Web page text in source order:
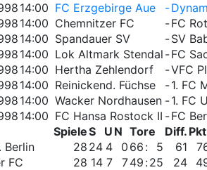
14:00 FC Erzgebirge Aue -
14:00 Chemnitzer FC -FC
14:00 Spandauer SV -SV
14:00 Lok Altmark Stendal -FC
14:00 Hertha Zehlendorf -VFC
14:00 Reinickend. Füchse -1. FC
14:00 Wacker Nordhausen -1. FC
14:00 FC Hansa Rostock II -FC
SpieleS U N Tore Diff.
Berlin 28 24 4 0 66 : 5 61
FC 28 14 7 749 :25 24